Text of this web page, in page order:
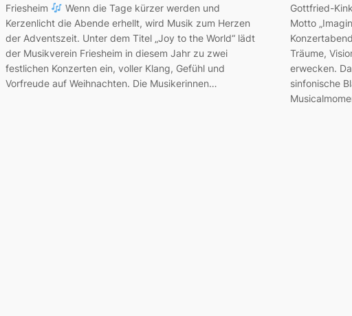
Friesheim
Wenn die Tage kürzer werden und
Kerzenlicht die Abende erhellt, wird Musik zum Herzen
der Adventszeit. Unter dem Titel „Joy to the World“ lädt
der Musikverein Friesheim in diesem Jahr zu zwei
festlichen Konzerten ein, voller Klang, Gefühl und
Vorfreude auf Weihnachten. Die Musikerinnen…
Gottfried-
Motto
Träume,
erwecken.
sinfonische